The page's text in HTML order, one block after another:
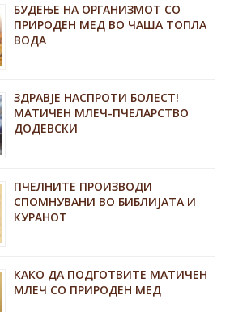
БУДЕЊЕ НА ОРГАНИЗМОТ СО
ПРИРОДЕН МЕД ВО ЧАША ТОПЛА
ВОДА
ЗДРАВЈЕ НАСПРОТИ БОЛЕСТ!
МАТИЧЕН МЛЕЧ-ПЧЕЛАРСТВО
ДОДЕВСКИ
ПЧЕЛНИТЕ ПРОИЗВОДИ
СПОМНУВАНИ ВО БИБЛИЈАТА И
КУРАНОТ
КАКО ДА ПОДГОТВИТЕ МАТИЧЕН
МЛЕЧ СО ПРИРОДЕН МЕД